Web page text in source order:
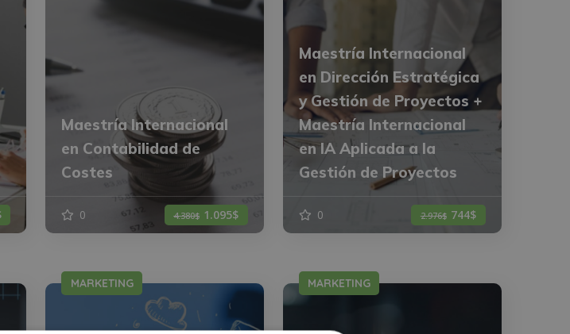
Maestría Internacional
en Contabilidad de
Costes
0 4.380$ 1.095$
Maestría Internacional
en Dirección Estratégica
y Gestión de Proyectos +
Maestría Internacional
en IA Aplicada a la
Gestión de Proyectos
0 2.976$ 744$
MARKETING MARKETING